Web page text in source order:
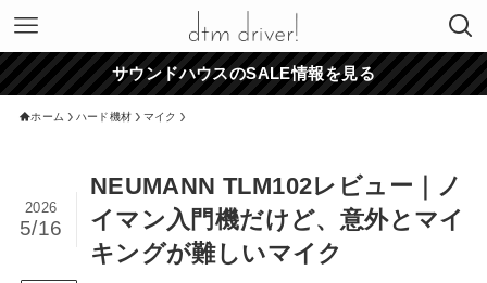
サウンドハウスのSALE情報を見る
ホーム ハード機材 マイク
NEUMANN TLM102レビュー｜ノ
イマン入門機だけど、意外とマイ
キングが難しいマイク
2026
5/16